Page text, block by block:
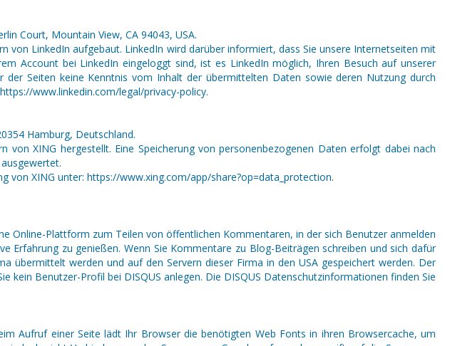
Court, Mountain View, CA 94043, USA.
von LinkedIn aufgebaut. LinkedIn wird darüber informiert, dass Sie unsere Internetseiten mit
Account bei LinkedIn eingeloggt sind, ist es LinkedIn möglich, Ihren Besuch auf unserer
Seiten keine Kenntnis vom Inhalt der übermittelten Daten sowie deren Nutzung durch
www.linkedin.com/legal/privacy-policy.
Hamburg, Deutschland.
XING hergestellt. Eine Speicherung von personenbezogenen Daten erfolgt dabei nach
von XING unter: https://www.xing.com/app/share?op=data_protection.
Online-Plattform zum Teilen von öffentlichen Kommentaren, in der sich Benutzer anmelden
zu genießen. Wenn Sie Kommentare zu Blog-Beiträgen schreiben und sich dafür
übermittelt werden und auf den Servern dieser Firma in den USA gespeichert werden. Der
kein Benutzer-Profil bei DISQUS anlegen. Die DISQUS Datenschutzinformationen finden Sie
Aufruf einer Seite lädt Ihr Browser die benötigten Web Fonts in ihren Browsercache, um